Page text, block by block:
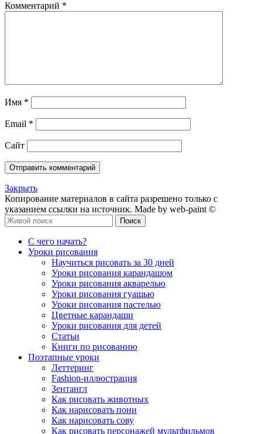
Комментарий *
Имя *
Email *
Сайт
Закрыть
Копирование материалов в сайта разрешено только с
указанием ссылки на источник. Made by web-paint ©
Поиск
С чего начать?
Уроки рисования
Научиться рисовать за 30 дней
Уроки рисования карандашом
Уроки рисования акварелью
Уроки рисования гуашью
Уроки рисования пастелью
Цветные карандаши
Уроки рисования для детей
Статьи
Книги по рисованию
Поэтапные уроки
Леттеринг
Fashion-иллюстрация
Зентангл
Как рисовать животных
Как нарисовать пони
Как нарисовать сову
Как рисовать персонажей мультфильмов